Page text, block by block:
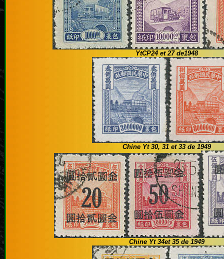
YtCP24 et 27 de1948
Chine Yt 30, 31 et 33 de 1949
Chine Yt 34et 35 de 1949